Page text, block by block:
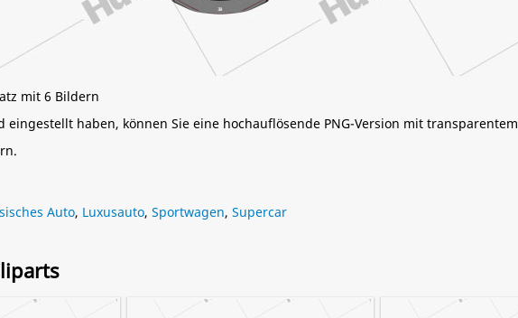
mit 6 Bildern
eingestellt haben, können Sie eine hochauflösende PNG-Version mit transparentem
Auto, Luxusauto, Sportwagen, Supercar